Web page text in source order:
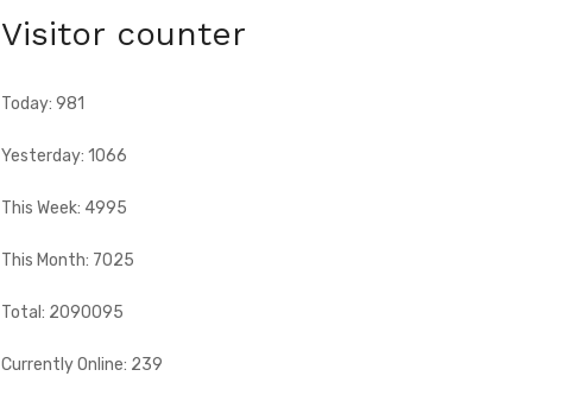
[Fratmat.info] Le Réseau des jeunes cadres du
le jeudi 6 août 2026, au ...
Visitor counter
Today: 981
Yesterday: 1066
This Week: 4995
This Month: 7025
Total: 2090095
Currently Online: 239